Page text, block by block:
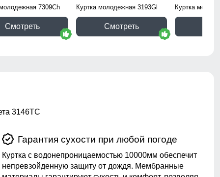
7309Ch
Смотреть
Куртка молодежная 3193Gl
Смотреть
Куртка
3146TC
Гарантия сухости при любой погоде
Куртка с водонепроницаемостью 10000мм обеспечит
непревзойденную защиту от дождя. Мембранные